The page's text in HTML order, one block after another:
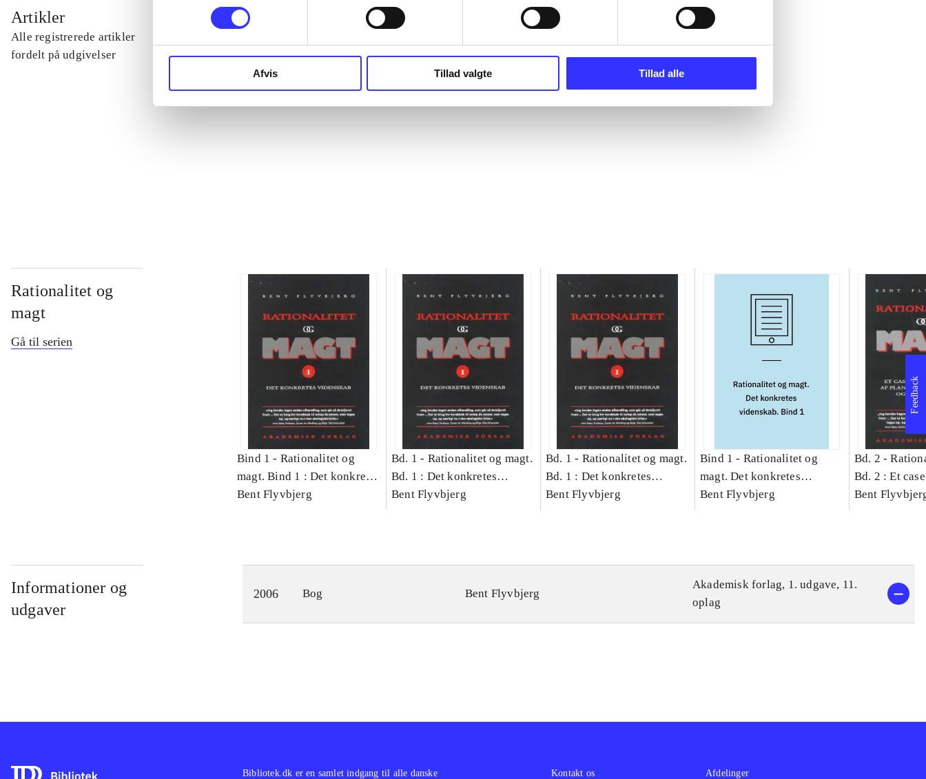
Afvis Tillad valgte Tillad alle
Artikler
Alle registrerede artikler
fordelt på udgivelser
...
Rationalitet og
magt
Gå til serien
Bind 1 - Rationalitet og
magt. Bind 1 : Det konkretes
videnskab
Bent Flyvbjerg
Bd. 1 - Rationalitet og magt.
Bd. 1 : Det konkretes
videnskab
Bent Flyvbjerg
Bd. 1 - Rationalitet og magt.
Bd. 1 : Det konkretes
videnskab
Bent Flyvbjerg
Bind 1 - Rationalitet og
magt. Det konkretes
videnskab. Bind 1
Bent Flyvbjerg
Bd. 2 -
Bd. 2 : Et
studie af
Bent
Informationer og
udgaver
2006 Bog Bent Flyvbjerg
Akademisk forlag, 1. udgave, 11.
oplag
Feedback
Bibliotek.dk er en samlet indgang til alle danske Kontakt os Afdelinger